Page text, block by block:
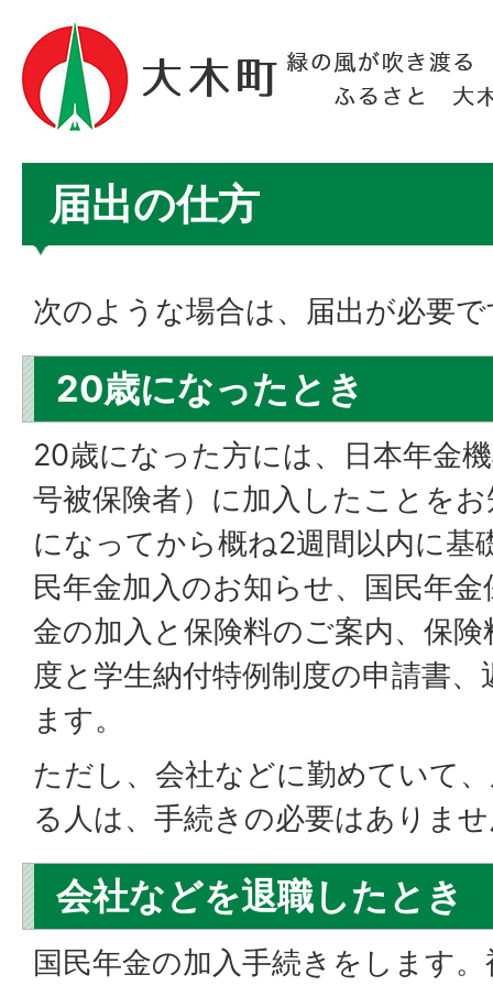
届出の仕方
次のような場合は、届出が必要
20歳になったとき
20歳になった方には、日本年金
号被保険者）に加入したことを
になってから概ね2週間以内に基
民年金加入のお知らせ、国民年
金の加入と保険料のご案内、保
度と学生納付特例制度の申請書
ます。
ただし、会社などに勤めていて
る人は、手続きの必要はありま
会社などを退職したとき
国民年金の加入手続きをします